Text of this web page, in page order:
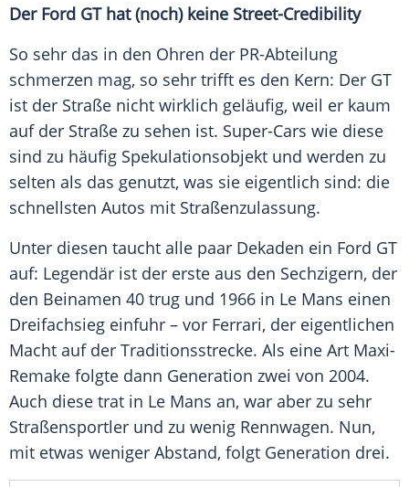
Der Ford GThat (noch) keine Street-Credibility
So sehr das in den Ohren der PR-Abteilung
schmerzen mag, so sehr trifft es den Kern: Der GT
ist der Straße nicht wirklich geläufig, weil er kaum
auf der Straße zu sehen ist. Super-Cars wie diese
sind zu häufig Spekulationsobjekt und werden zu
selten als das genutzt, was sie eigentlich sind: die
schnellsten Autos mit Straßenzulassung.
Unter diesen taucht alle paar Dekaden ein Ford GT
auf: Legendär ist der erste aus den Sechzigern, der
den Beinamen 40 trug und 1966 in Le Mans einen
Dreifachsieg einfuhr – vor Ferrari, der eigentlichen
Macht auf der Traditionsstrecke. Als eine Art Maxi-
Remake folgte dann Gene­ration zwei von 2004.
Auch diese trat in Le Mans an, war aber zu sehr
Straßensportler und zu wenig Rennwagen. Nun,
mit etwas weniger Abstand, folgt Generation drei.